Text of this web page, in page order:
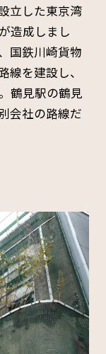
立した東京湾
造成しまし
国鉄川崎貨物
線を建設し、
鶴見駅の鶴見
会社の路線だ